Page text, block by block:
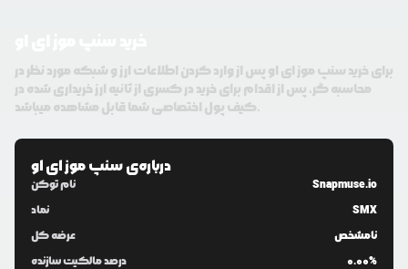
برای خرید سنپ موز ای او پس از وارد کردن اطلاعات ارز و شبکه مورد نظر در
محاسبه گر، پس از اقدام برای خرید در کسری از ثانیه ارز خریداری شده در
کیف پول اختصاصی شما قابل مشاهده میباشد.
درباره‌یسنپ موز ای او
نام توکن
Snapmuse.io
نماد
SMX
عرضه کل
نامشخص
درصد مالکیت سازنده
0.00%